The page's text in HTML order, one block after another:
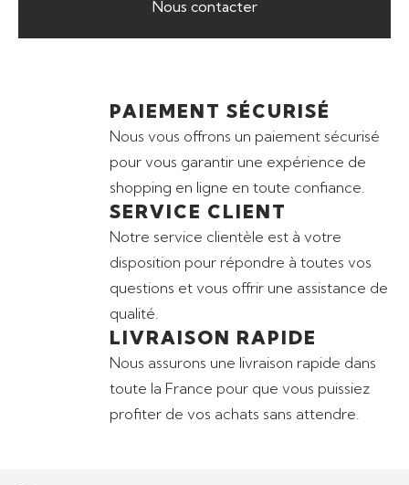
Nous contacter
PAIEMENT SÉCURISÉ
Nous vous offrons un paiement sécurisé
pour vous garantir une expérience de
shopping en ligne en toute confiance.
SERVICE CLIENT
Notre service clientèle est à votre
disposition pour répondre à toutes vos
questions et vous offrir une assistance de
qualité.
LIVRAISON RAPIDE
Nous assurons une livraison rapide dans
toute la France pour que vous puissiez
profiter de vos achats sans attendre.